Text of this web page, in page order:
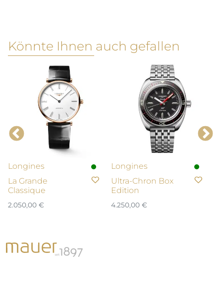
Könnte Ihnen auch gefallen
Longines
La Grande
Classique
2.050,00 €
Longines
Ultra-Chron Box
Edition
4.250,00 €